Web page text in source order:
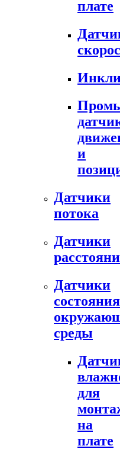
плате
и
Датчики
потока
Датчики
Датчики
состояния
среды
для
на
плате